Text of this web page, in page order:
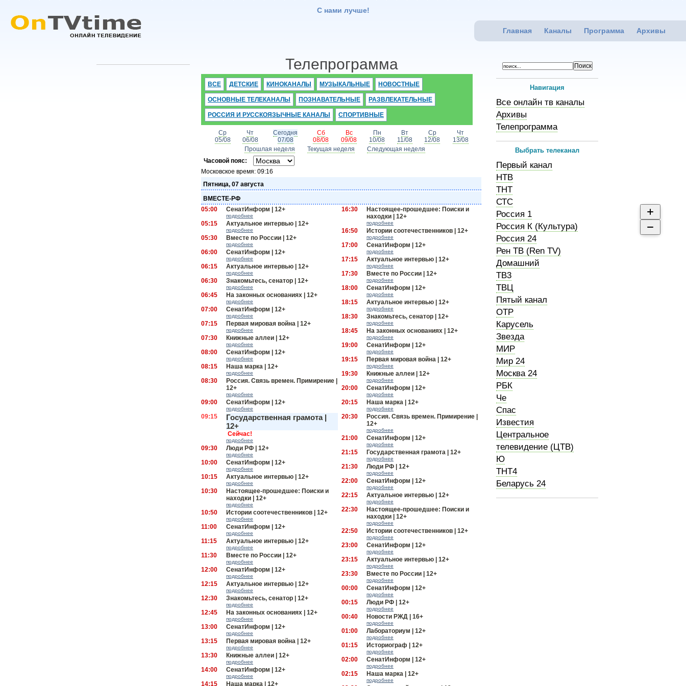
С нами лучше!
Главная Каналы Программа Архивы
Телепрограмма
ВСЕ ДЕТСКИЕ КИНОКАНАЛЫ МУЗЫКАЛЬНЫЕ НОВОСТНЫЕ
ОСНОВНЫЕ ТЕЛЕКАНАЛЫ ПОЗНАВАТЕЛЬНЫЕ РАЗВЛЕКАТЕЛЬНЫЕ
РОССИЯ И РУССКОЯЗЫЧНЫЕ КАНАЛЫ СПОРТИВНЫЕ
Ср
05/08
Чт
06/08
Сегодня
07/08
Сб
08/08
Вс
09/08
Пн
10/08
Вт
11/08
Ср
12/08
Чт
13/08
Прошлая неделя
Текущая неделя
Следующая неделя
Часовой пояс:
Московское время: 09:16
Пятница, 07 августа
ВМЕСТЕ-РФ
05:00
СенатИнформ | 12+
подробнее
05:15 Актуальное интервью | 12+
подробнее
05:30 Вместе по России | 12+
подробнее
06:00 СенатИнформ | 12+
подробнее
06:15 Актуальное интервью | 12+
подробнее
06:30 Знакомьтесь, сенатор | 12+
подробнее
06:45 На законных основаниях | 12+
подробнее
07:00 СенатИнформ | 12+
подробнее
07:15 Первая мировая война | 12+
подробнее
07:30 Книжные аллеи | 12+
подробнее
08:00 СенатИнформ | 12+
подробнее
08:15 Наша марка | 12+
подробнее
08:30
Россия. Связь времен. Примирение |
12+
подробнее
09:00 СенатИнформ | 12+
подробнее
09:15
Государственная грамота |
12+
Сейчас!
подробнее
09:30 Люди РФ | 12+
подробнее
10:00 СенатИнформ | 12+
подробнее
10:15 Актуальное интервью | 12+
подробнее
10:30
Настоящее-прошедшее: Поиски и
находки | 12+
подробнее
10:50 Истории соотечественников | 12+
подробнее
11:00 СенатИнформ | 12+
подробнее
11:15 Актуальное интервью | 12+
подробнее
11:30 Вместе по России | 12+
подробнее
12:00 СенатИнформ | 12+
подробнее
12:15 Актуальное интервью | 12+
подробнее
12:30 Знакомьтесь, сенатор | 12+
подробнее
12:45 На законных основаниях | 12+
подробнее
13:00 СенатИнформ | 12+
подробнее
13:15 Первая мировая война | 12+
подробнее
13:30 Книжные аллеи | 12+
подробнее
14:00 СенатИнформ | 12+
подробнее
14:15 Наша марка | 12+
16:30
Настоящее-прошедшее: Поиски и
находки | 12+
подробнее
16:50 Истории соотечественников | 12+
подробнее
17:00 СенатИнформ | 12+
подробнее
17:15 Актуальное интервью | 12+
подробнее
17:30 Вместе по России | 12+
подробнее
18:00 СенатИнформ | 12+
подробнее
18:15 Актуальное интервью | 12+
подробнее
18:30 Знакомьтесь, сенатор | 12+
подробнее
18:45 На законных основаниях | 12+
подробнее
19:00 СенатИнформ | 12+
подробнее
19:15 Первая мировая война | 12+
подробнее
19:30 Книжные аллеи | 12+
подробнее
20:00 СенатИнформ | 12+
подробнее
20:15 Наша марка | 12+
подробнее
20:30
Россия. Связь времен. Примирение |
12+
подробнее
21:00 СенатИнформ | 12+
подробнее
21:15 Государственная грамота | 12+
подробнее
21:30 Люди РФ | 12+
подробнее
22:00 СенатИнформ | 12+
подробнее
22:15 Актуальное интервью | 12+
подробнее
22:30
Настоящее-прошедшее: Поиски и
находки | 12+
подробнее
22:50 Истории соотечественников | 12+
подробнее
23:00 СенатИнформ | 12+
подробнее
23:15 Актуальное интервью | 12+
подробнее
23:30 Вместе по России | 12+
подробнее
00:00 СенатИнформ | 12+
подробнее
00:15 Люди РФ | 12+
подробнее
00:40 Новости РЖД | 16+
подробнее
01:00 Лабораториум | 12+
подробнее
01:15 Историограф | 12+
подробнее
02:00 СенатИнформ | 12+
подробнее
02:15 Наша марка | 12+
подробнее
Навигация
Все онлайн тв каналы
Архивы
Телепрограмма
Выбрать телеканал
Первый канал
НТВ
ТНТ
СТС
Россия 1
Россия К (Культура)
Россия 24
Рен ТВ (Ren TV)
Домашний
ТВ3
ТВЦ
Пятый канал
ОТР
Карусель
Звезда
МИР
Мир 24
Москва 24
РБК
Че
Спас
Известия
Центральное
телевидение (ЦТВ)
Ю
ТНТ4
Беларусь 24